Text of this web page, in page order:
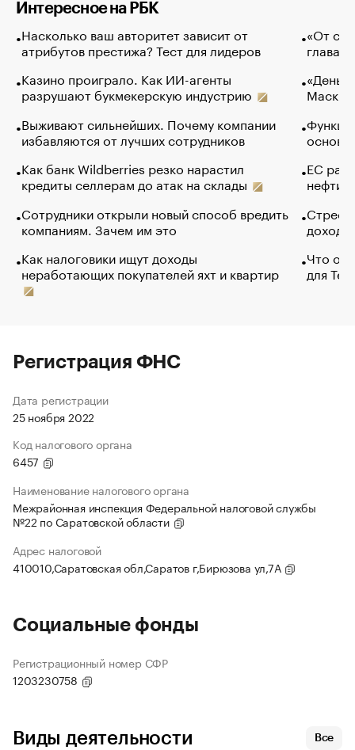
Интересное на РБК
Насколько ваш авторитет зависит от
атрибутов престижа? Тест для лидеров
Казино проиграло. Как ИИ-агенты
разрушают букмекерскую индустрию
Выживают сильнейших. Почему компании
избавляются от лучших сотрудников
Как банк Wildberries резко нарастил
кредиты селлерам до атак на склады
Сотрудники открыли новый способ вредить
компаниям. Зачем им это
Как налоговики ищут доходы
неработающих покупателей яхт и квартир
«От
глава
Маск в
основ
ЕС
нефти
Что
для
Регистрация ФНС
Дата регистрации
25 ноября 2022
Код налогового органа
6457
Наименование налогового органа
Межрайонная инспекция Федеральной налоговой службы
№22 по Саратовской области
Адрес налоговой
410010,Саратовская обл,Саратов г,Бирюзова ул,7А
Социальные фонды
Регистрационный номер СФР
1203230758
Виды деятельности Все